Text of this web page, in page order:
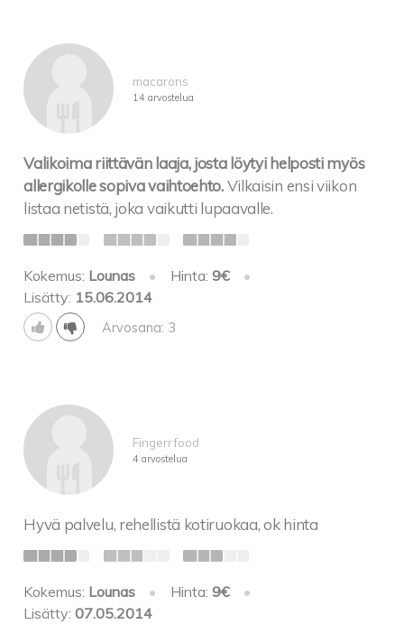
macarons
14 arvostelua
Valikoima riittävän laaja, josta löytyi helposti myös
allergikolle sopiva vaihtoehto.Vilkaisin ensi viikon
listaa netistä, joka vaikutti lupaavalle.
Kokemus: Lounas • Hinta: 9€
•
Lisätty: 15.06.2014
Arvosana: 3
Fingerrfood
4 arvostelua
Hyvä palvelu, rehellistä kotiruokaa, ok hinta
Kokemus: Lounas • Hinta: 9€
•
Lisätty:07.05.2014